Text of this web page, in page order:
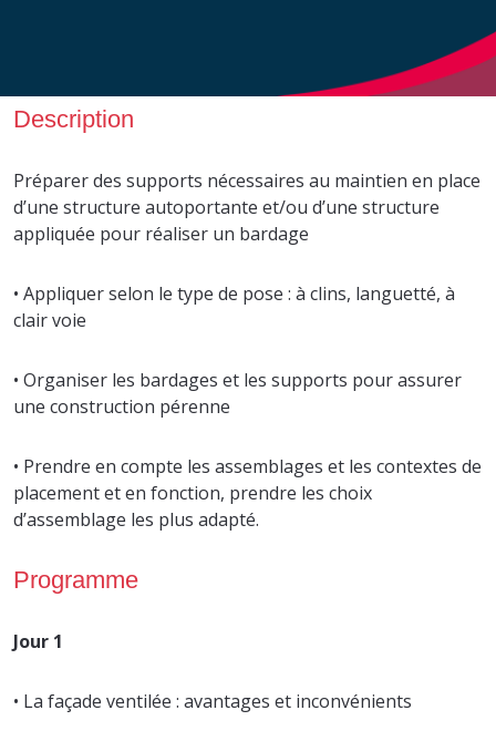
Description
Préparer des supports nécessaires au maintien en place
d’une structure autoportante et/ou d’une structure
appliquée pour réaliser un bardage
• Appliquer selon le type de pose : à clins, languetté, à
clair voie
• Organiser les bardages et les supports pour assurer
une construction pérenne
• Prendre en compte les assemblages et les contextes de
placement et en fonction, prendre les choix
d’assemblage les plus adapté.
Programme
Jour 1
• La façade ventilée : avantages et inconvénients